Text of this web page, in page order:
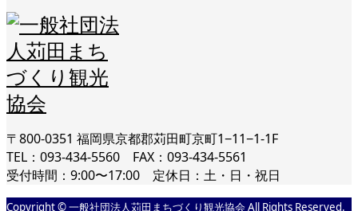
〒800-0351 福岡県京都郡苅田町京町1−11−1-1F
TEL：093-434-5560 FAX：093-434-5561
受付時間：9:00〜17:00 定休日：土・日・祝日
Copyright © 一般社団法人苅田まちづくり観光協会 All Rights Reserved.